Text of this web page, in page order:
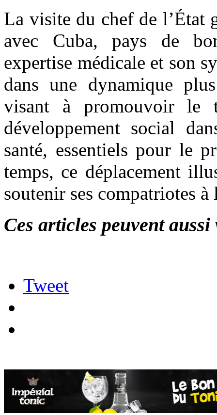
La visite du chef de l’État
avec Cuba, pays de
expertise médicale et son
dans une dynamique
visant à promouvoir le
développement social
santé, essentiels pour le
temps, ce déplacement
soutenir ses compatriotes à
Ces articles peuvent
Tweet